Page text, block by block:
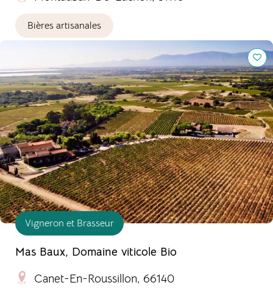
Bières artisanales
Vigneron et Brasseur
Mas Baux, Domaine viticole Bio
Canet-En-Roussillon, 66140